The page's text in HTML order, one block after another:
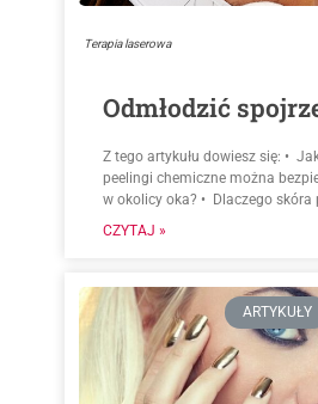
Terapia laserowa
Odmłodzić
Z tego artykułu dowiesz się: •
peelingi chemiczne można
w okolicy oka? • Dlaczego skóra
CZYTAJ »
ARTYKUŁY